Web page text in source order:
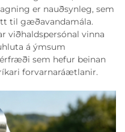
er nauðsynleg, sem
til gæðavandamála.
viðhaldspersónal vinna
á ýmsum
sem hefur beinan
forvarnaráætlanir.